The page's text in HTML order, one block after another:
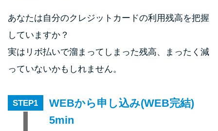
街金とは？絶対審査通る？借金
質屋でお金を借りるには？年利
未成年でもお金を借りられる？
あなたは自分のクレジットカードの利用残高を把握
していますか？
実はリボ払いで溜まってしまった残高、まったく減
っていないかもしれません。
STEP
WEBから申し込み(WEB完結)
5min